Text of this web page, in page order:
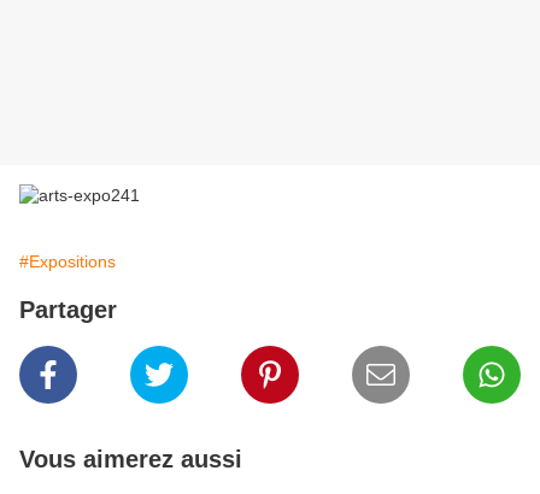
#Expositions
Partager
Vous aimerez aussi